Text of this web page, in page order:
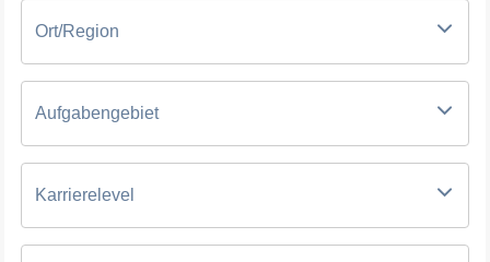
Ort/Region
Aufgabengebiet
Karrierelevel